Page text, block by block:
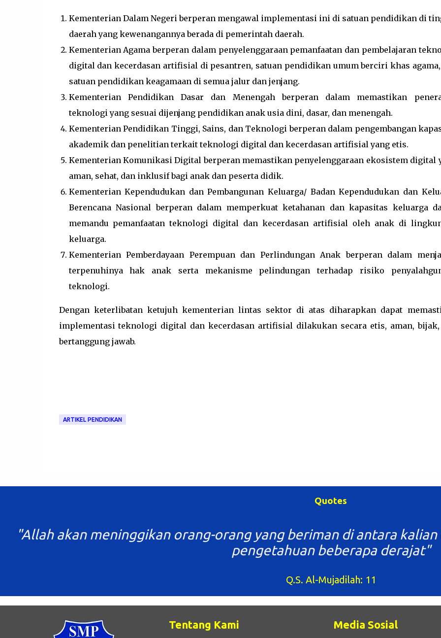
Kementerian Dalam Negeri berperan mengawal implementasi ini di satuan pendidikan di
daerah yang kewenangannya berada di pemerintah daerah.
Kementerian Agama berperan dalam penyelenggaraan pemanfaatan dan pembelajaran
digital dan kecerdasan artifisial di pesantren, satuan pendidikan umum berciri khas
satuan pendidikan keagamaan di semua jalur dan jenjang.
Kementerian Pendidikan Dasar dan Menengah berperan dalam memastikan
teknologi yang sesuai dijenjang pendidikan anak usia dini, dasar, dan menengah.
Kementerian Pendidikan Tinggi, Sains, dan Teknologi berperan dalam pengembangan
akademik dan penelitian terkait teknologi digital dan kecerdasan artifisial yang etis.
Kementerian Komunikasi Digital berperan memastikan penyelenggaraan ekosistem digital
aman, sehat, dan inklusif bagi anak dan peserta didik.
Kementerian Kependudukan dan Pembangunan Keluarga/ Badan Kependudukan dan
Berencana Nasional berperan dalam memperkuat ketahanan dan kapasitas keluarga
memandu pemanfaatan teknologi digital dan kecerdasan artifisial oleh anak di
keluarga.
Kementerian Pemberdayaan Perempuan dan Perlindungan Anak berperan dalam
terpenuhinya hak anak serta mekanisme pelindungan terhadap risiko
teknologi.
Dengan keterlibatan ketujuh kementerian lintas sektor di atas diharapkan dapat
implementasi teknologi digital dan kecerdasan artifisial dilakukan secara etis, aman, bijak,
bertanggung jawab.
ARTIKEL PENDIDIKAN
Quotes
"Allah akan meninggikan orang-orang yang beriman di antara
pengetahuan beberapa derajat"
Q.S. Al-Mujadilah: 11
Tentang Kami Media Sosial